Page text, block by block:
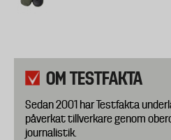
OM TESTFAKTA
Sedan 2001 har Testfakta
påverkat tillverkare genom
journalistik.